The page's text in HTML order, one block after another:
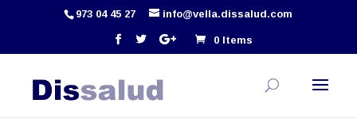
973 04 45 27 info@vella.dissalud.com
0 Items